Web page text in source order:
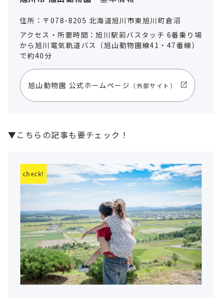
住所：〒078-8205 北海道旭川市東旭川町倉沼
アクセス・所要時間：旭川駅前バスタッチ 6番乗り場
から旭川電気軌道バス（旭山動物園線41・47番線）
で約40分
旭山動物園 公式ホームページ （外部サイト）
▼こちらの記事も要チェック！